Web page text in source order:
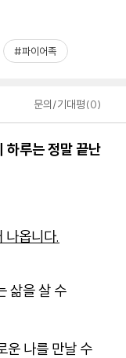
#파이어족
하루는 정말 끝난
나옵니다.
삶을 살 수
운 나를 만날 수
문의/기대평 0